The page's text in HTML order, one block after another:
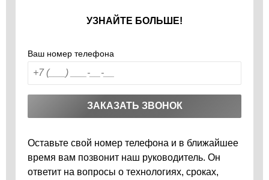
УЗНАЙТЕ БОЛЬШЕ!
Ваш номер телефона
ЗАКАЗАТЬ ЗВОНОК
Оставьте свой номер телефона и в ближайшее
время вам позвонит наш руководитель. Он
ответит на вопросы о технологиях, сроках,